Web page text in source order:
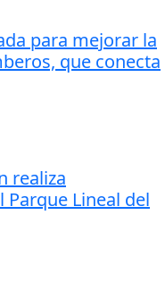
para mejorar la
que conecta
realiza
Lineal del